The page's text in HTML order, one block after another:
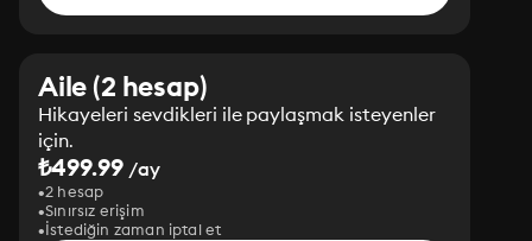
Aile (2 hesap)
Hikayeleri sevdikleri ile paylaşmak isteyenler
için.
₺499.99 /ay
2 hesap
Sınırsız erişim
İstediğin zaman iptal et